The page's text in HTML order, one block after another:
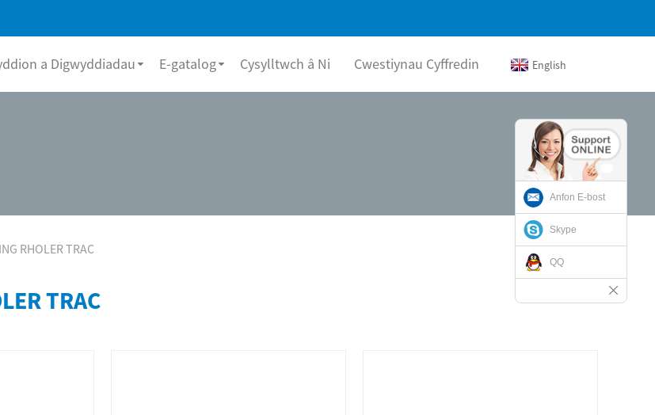
a Digwyddiadau E-gatalog Cysylltwch â Ni Cwestiynau Cyffredin English
RHOLER TRAC
TRAC
Anfon E-bost
Skype
QQ